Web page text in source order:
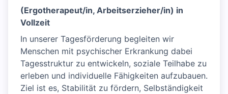
(Ergotherapeut/in, Arbeitserzieher/in) in
Vollzeit
In unserer Tagesförderung begleiten wir
Menschen mit psychischer Erkrankung dabei
Tagesstruktur zu entwickeln, soziale Teilhabe zu
erleben und individuelle Fähigkeiten aufzubauen.
Ziel ist es, Stabilität zu fördern, Selbständigkeit